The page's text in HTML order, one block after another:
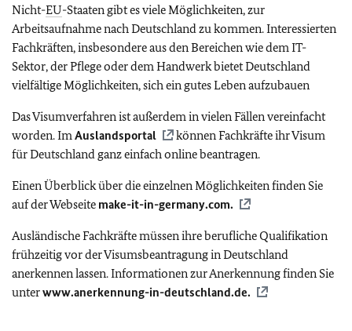
Nicht-EU-Staaten gibt es viele Möglichkeiten, zur
Arbeitsaufnahme nach Deutschland zu kommen. Interessierten
Fachkräften, insbesondere aus den Bereichen wie dem IT-
Sektor, der Pflege oder dem Handwerk bietet Deutschland
vielfältige Möglichkeiten, sich ein gutes Leben aufzubauen
Das Visumverfahren ist außerdem in vielen Fällen vereinfacht
worden. ImAuslandsportal
können Fachkräfte ihr Visum
für Deutschland ganz einfach online beantragen.
Einen Überblick über die einzelnen Möglichkeiten finden Sie
auf der Webseite make-it-in-germany.com.
Ausländische Fachkräfte müssen ihre berufliche Qualifikation
frühzeitig vor der Visumsbeantragung in Deutschland
anerkennen lassen. Informationen zur Anerkennung finden Sie
unterwww.anerkennung-in-deutschland.de.